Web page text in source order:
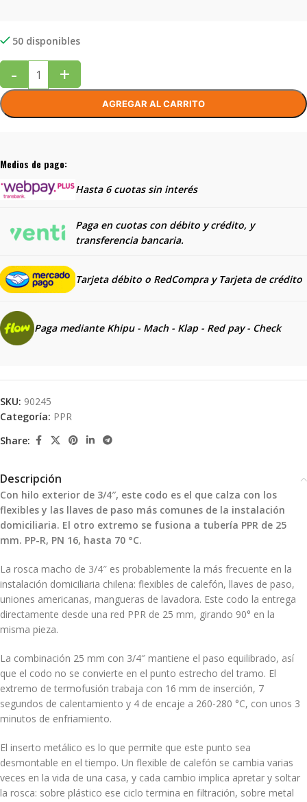
50 disponibles
- +
AGREGAR AL CARRITO
Medios de pago:
Hasta 6 cuotas sin interés
Paga en cuotas con débito y crédito, y
transferencia bancaria.
Tarjeta débito o RedCompra y Tarjeta de crédito
Paga mediante Khipu - Mach - Klap - Red pay - Check
SKU: 90245
Categoría: PPR
Share:
Descripción
Con hilo exterior de 3/4″, este codo es el que calza con los
flexibles y las llaves de paso más comunes de la instalación
domiciliaria. El otro extremo se fusiona a tubería PPR de 25
mm. PP-R, PN 16, hasta 70 °C.
La rosca macho de 3/4″ es probablemente la más frecuente en la
instalación domiciliaria chilena: flexibles de calefón, llaves de paso,
uniones americanas, mangueras de lavadora. Este codo la entrega
directamente desde una red PPR de 25 mm, girando 90° en la
misma pieza.
La combinación 25 mm con 3/4″ mantiene el paso equilibrado, así
que el codo no se convierte en el punto estrecho del tramo. El
extremo de termofusión trabaja con 16 mm de inserción, 7
segundos de calentamiento y 4 de encaje a 260-280 °C, con unos 3
minutos de enfriamiento.
El inserto metálico es lo que permite que este punto sea
desmontable en el tiempo. Un flexible de calefón se cambia varias
veces en la vida de una casa, y cada cambio implica apretar y soltar
la rosca: sobre plástico ese ciclo termina en filtración, sobre metal